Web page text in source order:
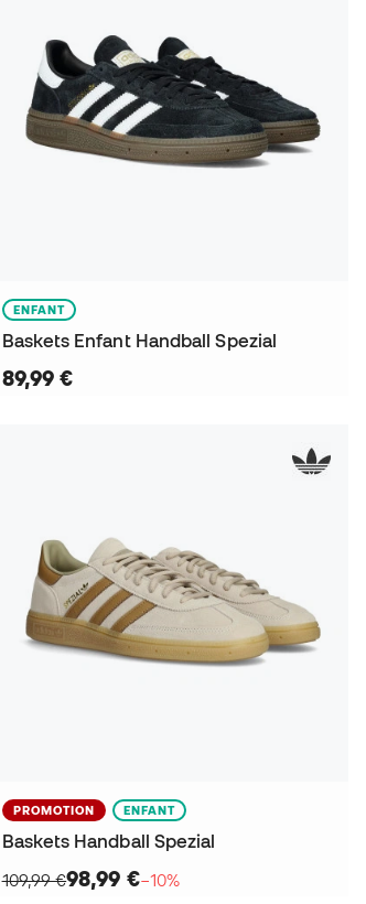
ENFANT
Baskets Enfant Handball Spezial
89,99 €
PROMOTION ENFANT
Baskets Handball Spezial
109,99 €98,99 €−10%